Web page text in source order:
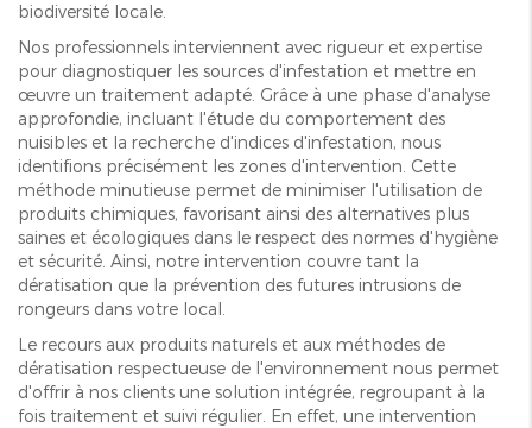
biodiversité locale.
Nos professionnels interviennent avec rigueur et expertise
pour diagnostiquer les sources d'infestation et mettre en
œuvre un traitement adapté. Grâce à une phase d'analyse
approfondie, incluant l'étude du comportement des
nuisibles et la recherche d'indices d'infestation, nous
identifions précisément les zones d'intervention. Cette
méthode minutieuse permet de minimiser l'utilisation de
produits chimiques, favorisant ainsi des alternatives plus
saines et écologiques dans le respect des normes d'hygiène
et sécurité. Ainsi, notre intervention couvre tant la
dératisation que la prévention des futures intrusions de
rongeurs dans votre local.
Le recours aux produits naturels et aux méthodes de
dératisation respectueuse de l'environnement nous permet
d'offrir à nos clients une solution intégrée, regroupant à la
fois traitement et suivi régulier. En effet, une intervention